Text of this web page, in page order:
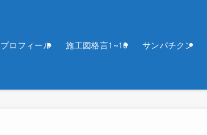
プロフィール 施工図格言1~10 サンパチクン